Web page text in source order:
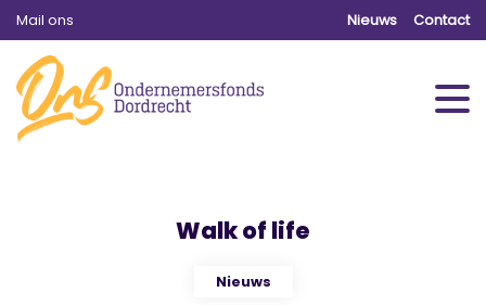
Mail ons Nieuws Contact
Walk of life
Nieuws